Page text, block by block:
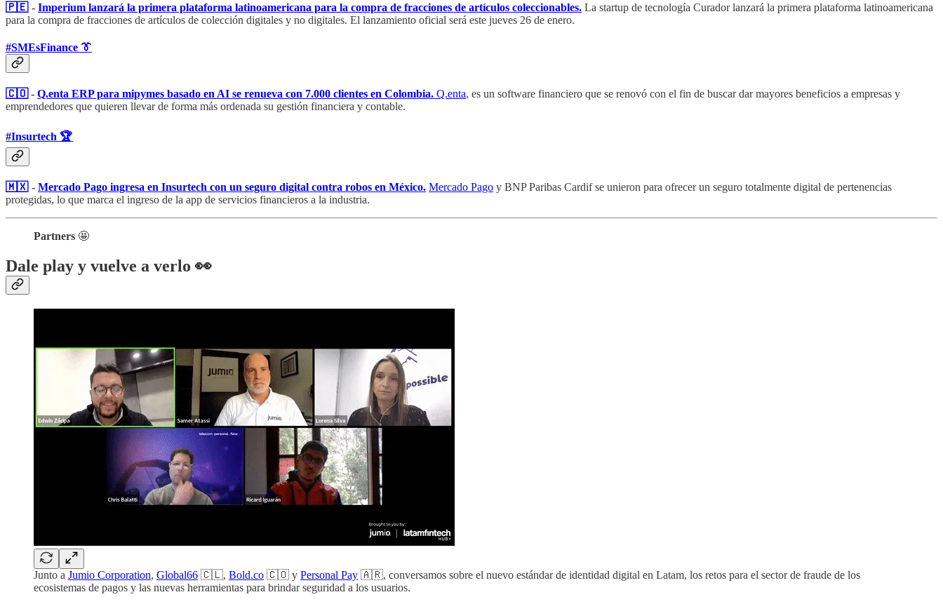
🇵🇪- Imperium lanzará la primera plataforma latinoamericana para la compra de fracciones de artículos coleccionables. La startup de tecnología Curador lanzará la primera plataforma latinoamericana
para la compra de fracciones de artículos de colección digitales y no digitales. El lanzamiento oficial será este jueves 26 de enero.
#SMEsFinance 👔
🇨🇴- Q.enta ERP para mipymes basado en AI se renueva con 7.000 clientes en Colombia. Q.enta, es un software financiero que se renovó con el fin de buscar dar mayores beneficios a empresas y
emprendedores que quieren llevar de forma más ordenada su gestión financiera y contable.
#Insurtech 🏆
🇲🇽- Mercado Pago ingresa en Insurtech con un seguro digital contra robos en México. Mercado Pago y BNP Paribas Cardif se unieron para ofrecer un seguro totalmente digital de pertenencias
protegidas, lo que marca el ingreso de la app de servicios financieros a la industria.
Partners 🤩
Dale play y vuelve a verlo 👀
Junto a Jumio Corporation, Global66 🇨🇱, Bold.co 🇨🇴 y Personal Pay 🇦🇷, conversamos sobre el nuevo estándar de identidad digital en Latam, los retos para el sector de fraude de los
ecosistemas de pagos y las nuevas herramientas para brindar seguridad a los usuarios.